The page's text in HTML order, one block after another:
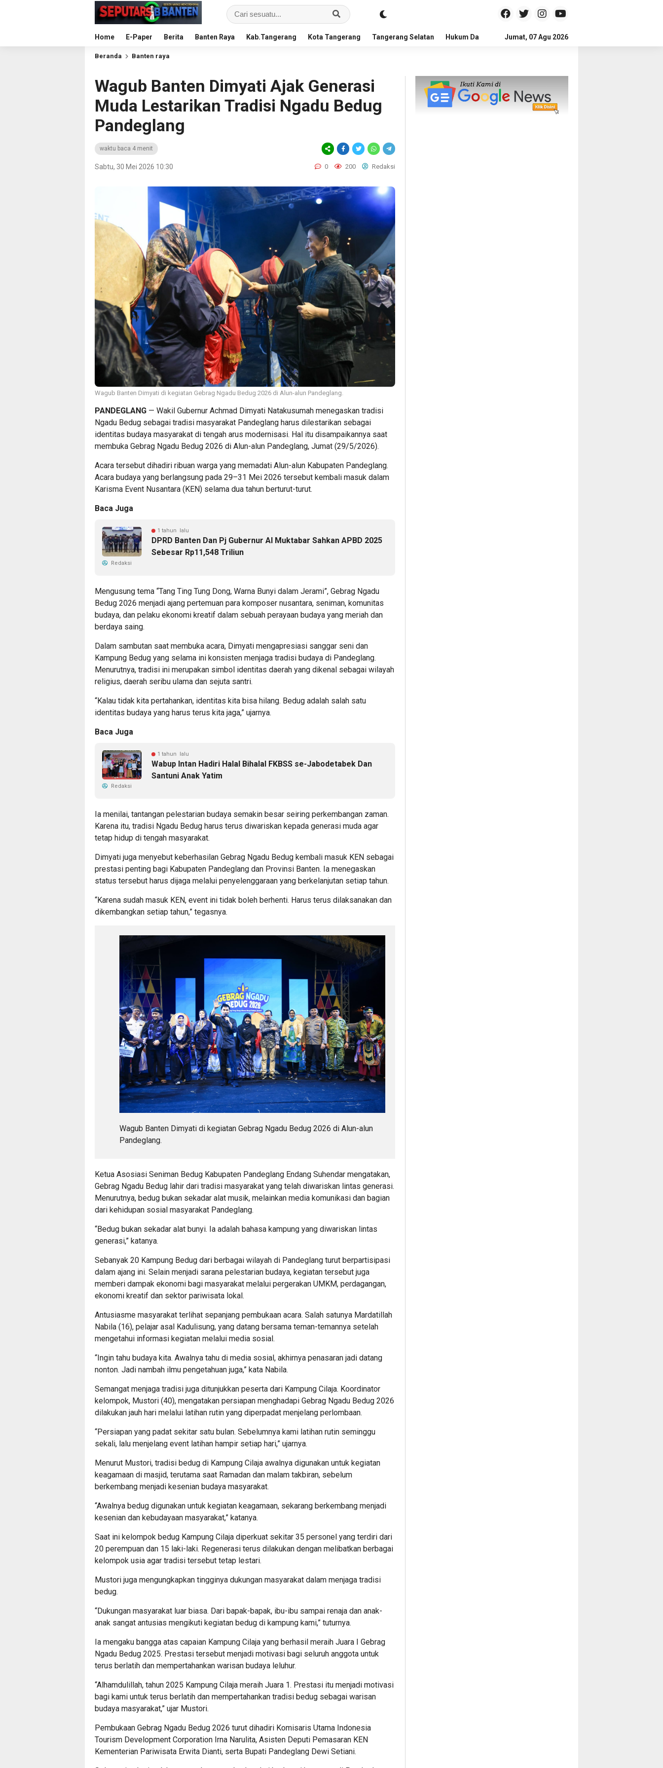
Home E-Paper Berita Banten Raya Kab.Tangerang Kota Tangerang Tangerang Selatan Hukum Dan Kriminal Politik Pendidikan
Jumat, 07 Agu 2026
Beranda Banten raya
Wagub Banten Dimyati Ajak Generasi
Muda Lestarikan Tradisi Ngadu Bedug
Pandeglang
waktu baca 4 menit
Sabtu, 30 Mei 2026 10:30 0 200 Redaksi
Wagub Banten Dimyati di kegiatan Gebrag Ngadu Bedug 2026 di Alun-alun Pandeglang.
PANDEGLANG — Wakil Gubernur Achmad Dimyati Natakusumah menegaskan tradisi
Ngadu Bedug sebagai tradisi masyarakat Pandeglang harus dilestarikan sebagai
identitas budaya masyarakat di tengah arus modernisasi. Hal itu disampaikannya saat
membuka Gebrag Ngadu Bedug 2026 di Alun-alun Pandeglang, Jumat (29/5/2026).
Acara tersebut dihadiri ribuan warga yang memadati Alun-alun Kabupaten Pandeglang.
Acara budaya yang berlangsung pada 29–31 Mei 2026 tersebut kembali masuk dalam
Karisma Event Nusantara (KEN) selama dua tahun berturut-turut.
Baca Juga
1 tahun lalu
DPRD Banten Dan Pj Gubernur Al Muktabar Sahkan APBD 2025
Sebesar Rp11,548 Triliun
Redaksi
Mengusung tema “Tang Ting Tung Dong, Warna Bunyi dalam Jerami”, Gebrag Ngadu
Bedug 2026 menjadi ajang pertemuan para komposer nusantara, seniman, komunitas
budaya, dan pelaku ekonomi kreatif dalam sebuah perayaan budaya yang meriah dan
berdaya saing.
Dalam sambutan saat membuka acara, Dimyati mengapresiasi sanggar seni dan
Kampung Bedug yang selama ini konsisten menjaga tradisi budaya di Pandeglang.
Menurutnya, tradisi ini merupakan simbol identitas daerah yang dikenal sebagai wilayah
religius, daerah seribu ulama dan sejuta santri.
“Kalau tidak kita pertahankan, identitas kita bisa hilang. Bedug adalah salah satu
identitas budaya yang harus terus kita jaga,” ujarnya.
Baca Juga
1 tahun lalu
Wabup Intan Hadiri Halal Bihalal FKBSS se-Jabodetabek Dan
Santuni Anak Yatim
Redaksi
Ia menilai, tantangan pelestarian budaya semakin besar seiring perkembangan zaman.
Karena itu, tradisi Ngadu Bedug harus terus diwariskan kepada generasi muda agar
tetap hidup di tengah masyarakat.
Dimyati juga menyebut keberhasilan Gebrag Ngadu Bedug kembali masuk KEN sebagai
prestasi penting bagi Kabupaten Pandeglang dan Provinsi Banten. Ia menegaskan
status tersebut harus dijaga melalui penyelenggaraan yang berkelanjutan setiap tahun.
“Karena sudah masuk KEN, event ini tidak boleh berhenti. Harus terus dilaksanakan dan
dikembangkan setiap tahun,” tegasnya.
Wagub Banten Dimyati di kegiatan Gebrag Ngadu Bedug 2026 di Alun-alun
Pandeglang.
Ketua Asosiasi Seniman Bedug Kabupaten Pandeglang Endang Suhendar mengatakan,
Gebrag Ngadu Bedug lahir dari tradisi masyarakat yang telah diwariskan lintas generasi.
Menurutnya, bedug bukan sekadar alat musik, melainkan media komunikasi dan bagian
dari kehidupan sosial masyarakat Pandeglang.
“Bedug bukan sekadar alat bunyi. Ia adalah bahasa kampung yang diwariskan lintas
generasi,” katanya.
Sebanyak 20 Kampung Bedug dari berbagai wilayah di Pandeglang turut berpartisipasi
dalam ajang ini. Selain menjadi sarana pelestarian budaya, kegiatan tersebut juga
memberi dampak ekonomi bagi masyarakat melalui pergerakan UMKM, perdagangan,
ekonomi kreatif dan sektor pariwisata lokal.
Antusiasme masyarakat terlihat sepanjang pembukaan acara. Salah satunya Mardatillah
Nabila (16), pelajar asal Kadulisung, yang datang bersama teman-temannya setelah
mengetahui informasi kegiatan melalui media sosial.
“Ingin tahu budaya kita. Awalnya tahu di media sosial, akhirnya penasaran jadi datang
nonton. Jadi nambah ilmu pengetahuan juga,” kata Nabila.
Semangat menjaga tradisi juga ditunjukkan peserta dari Kampung Cilaja. Koordinator
kelompok, Mustori (40), mengatakan persiapan menghadapi Gebrag Ngadu Bedug 2026
dilakukan jauh hari melalui latihan rutin yang diperpadat menjelang perlombaan.
“Persiapan yang padat sekitar satu bulan. Sebelumnya kami latihan rutin seminggu
sekali, lalu menjelang event latihan hampir setiap hari,” ujarnya.
Menurut Mustori, tradisi bedug di Kampung Cilaja awalnya digunakan untuk kegiatan
keagamaan di masjid, terutama saat Ramadan dan malam takbiran, sebelum
berkembang menjadi kesenian budaya masyarakat.
“Awalnya bedug digunakan untuk kegiatan keagamaan, sekarang berkembang menjadi
kesenian dan kebudayaan masyarakat,” katanya.
Saat ini kelompok bedug Kampung Cilaja diperkuat sekitar 35 personel yang terdiri dari
20 perempuan dan 15 laki-laki. Regenerasi terus dilakukan dengan melibatkan berbagai
kelompok usia agar tradisi tersebut tetap lestari.
Mustori juga mengungkapkan tingginya dukungan masyarakat dalam menjaga tradisi
bedug.
“Dukungan masyarakat luar biasa. Dari bapak-bapak, ibu-ibu sampai renaja dan anak-
anak sangat antusias mengikuti kegiatan bedug di kampung kami,” tuturnya.
Ia mengaku bangga atas capaian Kampung Cilaja yang berhasil meraih Juara I Gebrag
Ngadu Bedug 2025. Prestasi tersebut menjadi motivasi bagi seluruh anggota untuk
terus berlatih dan mempertahankan warisan budaya leluhur.
“Alhamdulillah, tahun 2025 Kampung Cilaja meraih Juara 1. Prestasi itu menjadi motivasi
bagi kami untuk terus berlatih dan mempertahankan tradisi bedug sebagai warisan
budaya masyarakat,” ujar Mustori.
Pembukaan Gebrag Ngadu Bedug 2026 turut dihadiri Komisaris Utama Indonesia
Tourism Development Corporation Irna Narulita, Asisten Deputi Pemasaran KEN
Kementerian Pariwisata Erwita Dianti, serta Bupati Pandeglang Dewi Setiani.